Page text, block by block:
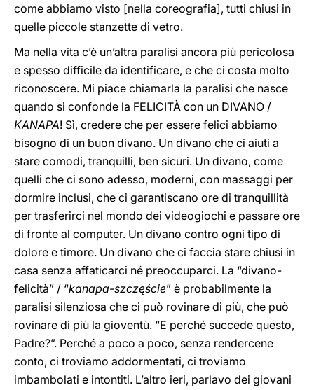
come abbiamo visto [nella coreografia], tutti chiusi in
quelle piccole stanzette di vetro.
Ma nella vita c’è un’altra paralisi ancora più pericolosa
e spesso difficile da identificare, e che ci costa molto
riconoscere. Mi piace chiamarla la paralisi che nasce
quando si confonde la FELICITÀ con un DIVANO /
KANAPA! Sì, credere che per essere felici abbiamo
bisogno di un buon divano. Un divano che ci aiuti a
stare comodi, tranquilli, ben sicuri. Un divano, come
quelli che ci sono adesso, moderni, con massaggi per
dormire inclusi, che ci garantiscano ore di tranquillità
per trasferirci nel mondo dei videogiochi e passare ore
di fronte al computer. Un divano contro ogni tipo di
dolore e timore. Un divano che ci faccia stare chiusi in
casa senza affaticarci né preoccuparci. La “divano-
felicità” / “kanapa-szczęście” è probabilmente la
paralisi silenziosa che ci può rovinare di più, che può
rovinare di più la gioventù. “E perché succede questo,
Padre?”. Perché a poco a poco, senza rendercene
conto, ci troviamo addormentati, ci troviamo
imbambolati e intontiti. L’altro ieri, parlavo dei giovani